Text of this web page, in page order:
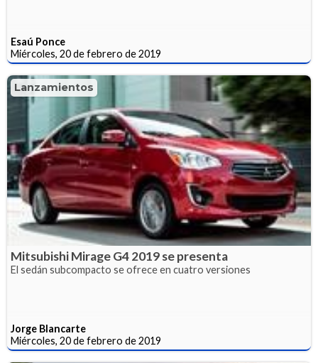
Esaú Ponce
Miércoles, 20 de febrero de 2019
Lanzamientos
Mitsubishi Mirage G4 2019 se presenta
El sedán subcompacto se ofrece en cuatro versiones
Jorge Blancarte
Miércoles, 20 de febrero de 2019